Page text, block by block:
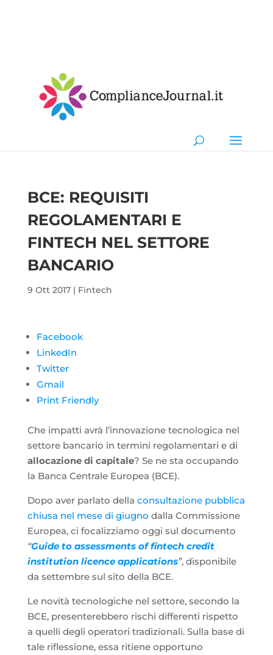
BCE: REQUISITI
REGOLAMENTARI E
FINTECH NEL SETTORE
BANCARIO
9 Ott 2017| Fintech
Facebook
LinkedIn
Twitter
Gmail
Print Friendly
Che impatti avrà l’innovazione tecnologica nel
settore bancario in termini regolamentari e di
allocazione di capitale? Se ne sta occupando
la Banca Centrale Europea (BCE).
Dopo aver parlato della consultazione pubblica
chiusa nel mese di giugno dalla Commissione
Europea, ci focalizziamo oggi sul documento
“Guide to assessments of fintech credit
institution licence applications”, disponibile
da settembre sul sito della BCE.
Le novità tecnologiche nel settore, secondo la
BCE, presenterebbero rischi differenti rispetto
a quelli degli operatori tradizionali. Sulla base di
tale riflessione, essa ritiene opportuno